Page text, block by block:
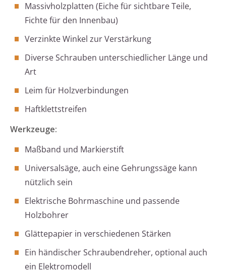
Massivholzplatten (Eiche für sichtbare Teile,
Fichte für den Innenbau)
Verzinkte Winkel zur Verstärkung
Diverse Schrauben unterschiedlicher Länge und
Art
Leim für Holzverbindungen
Haftklettstreifen
Werkzeuge:
Maßband und Markierstift
Universalsäge, auch eine Gehrungssäge kann
nützlich sein
Elektrische Bohrmaschine und passende
Holzbohrer
Glättepapier in verschiedenen Stärken
Ein händischer Schraubendreher, optional auch
ein Elektromodell